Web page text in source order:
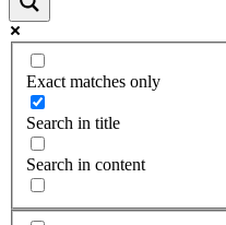
Exact matches only
Search in title
Search in content